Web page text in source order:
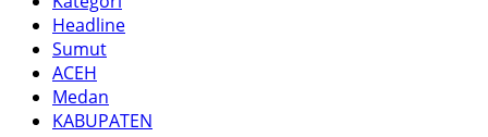
Headline
Sumut
ACEH
Medan
KABUPATEN